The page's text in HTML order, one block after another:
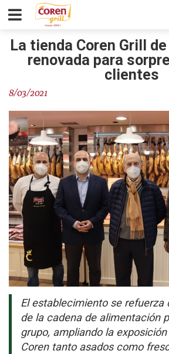
La tienda Coren Grill
renovada para
clientes
8/03/2021
El establecimiento se refuerza
de la cadena de alimentación
grupo, ampliando la
Coren tanto asados como